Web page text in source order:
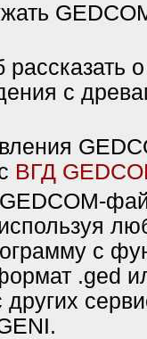
с
ВГД
с
.ged